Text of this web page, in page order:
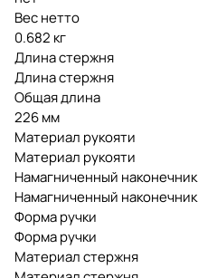
Вес нетто
0.682 кг
Длина стержня
Длина стержня
Общая длина
226 мм
Материал рукояти
Материал рукояти
Намагниченный наконечник
Намагниченный наконечник
Форма ручки
Форма ручки
Материал стержня